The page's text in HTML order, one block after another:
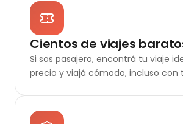
Cientos de viajes
Si sos pasajero, encontrá tu viaje
precio y viajá cómodo, incluso con